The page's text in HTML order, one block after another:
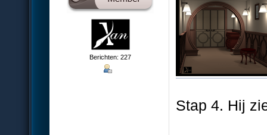
Berichten: 227
Stap 4. Hij